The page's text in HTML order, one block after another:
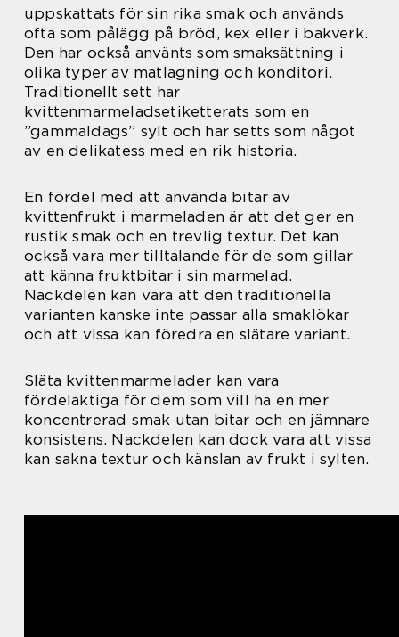
uppskattats för sin rika smak och används
ofta som pålägg på bröd, kex eller i bakverk.
Den har också använts som smaksättning i
olika typer av matlagning och konditori.
Traditionellt sett har
kvittenmarmeladsetiketterats som en
”gammaldags” sylt och har setts som något
av en delikatess med en rik historia.
En fördel med att använda bitar av
kvittenfrukt i marmeladen är att det ger en
rustik smak och en trevlig textur. Det kan
också vara mer tilltalande för de som gillar
att känna fruktbitar i sin marmelad.
Nackdelen kan vara att den traditionella
varianten kanske inte passar alla smaklökar
och att vissa kan föredra en slätare variant.
Släta kvittenmarmelader kan vara
fördelaktiga för dem som vill ha en mer
koncentrerad smak utan bitar och en jämnare
konsistens. Nackdelen kan dock vara att vissa
kan sakna textur och känslan av frukt i sylten.